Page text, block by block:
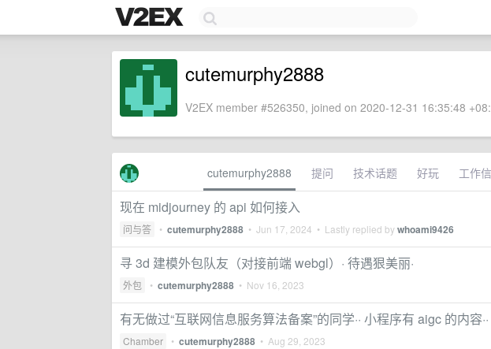
cutemurphy2888
V2EX member #526350, joined on 2020-12-31 16:35:48
cutemurphy2888 提问 技术话题 好玩 工作
现在 midjourney 的 api 如何接入
问与答 • cutemurphy2888 • Jun 17, 2024 • Lastly replied bywhoami9426
寻 3d 建模外包队友（对接前端 webgl）· 待遇狠美丽·
外包 • cutemurphy2888 • Nov 16, 2023
有无做过“互联网信息服务算法备案”的同学·· 小程序有 aigc 的内容··
Chamber • cutemurphy2888 • Aug 29, 2023